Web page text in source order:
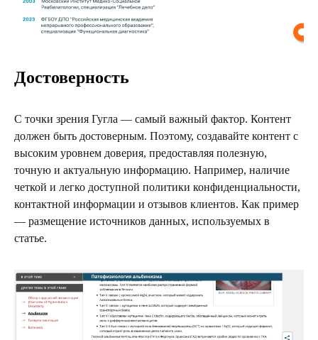
Достоверность
C точки зрения Гугла — самый важный фактор. Контент
должен быть достоверным. Поэтому, создавайте контент с
высоким уровнем доверия, предоставляя полезную,
точную и актуальную информацию. Например, наличие
четкой и легко доступной политики конфиденциальности,
контактной информации и отзывов клиентов. Как пример
— размещение источников данных, используемых в
статье.